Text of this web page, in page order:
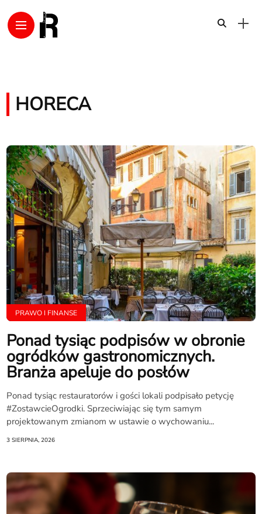
HORECA
PRAWO I FINANSE
Ponad tysiąc podpisów w obronie
ogródków gastronomicznych.
Branża apeluje do posłów
Ponad tysiąc restauratorów i gości lokali podpisało petycję
#ZostawcieOgrodki. Sprzeciwiając się tym samym
projektowanym zmianom w ustawie o wychowaniu...
3 SIERPNIA, 2026